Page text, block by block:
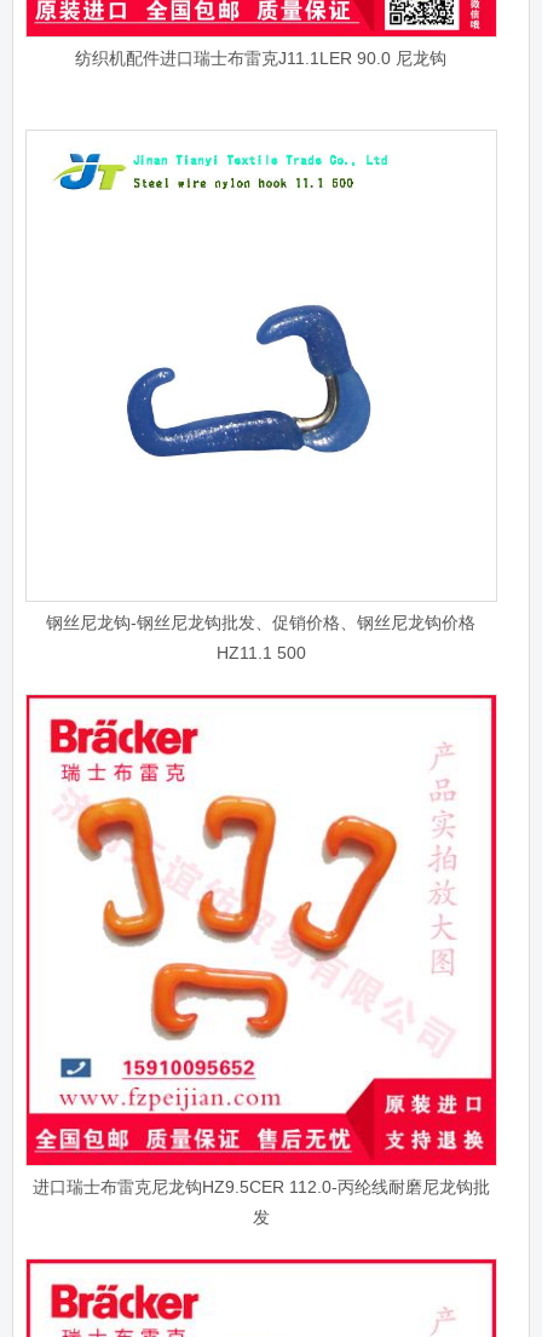
纺织机配件进口瑞士布雷克J11.1LER 90.0 尼龙钩
钢丝尼龙钩-钢丝尼龙钩批发、促销价格、钢丝尼龙钩价格
HZ11.1 500
进口瑞士布雷克尼龙钩HZ9.5CER 112.0-丙纶线耐磨尼龙钩批
发